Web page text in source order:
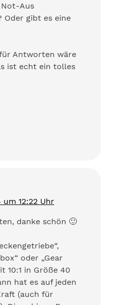
Aus
Oder gibt es eine
Antworten wäre
ist echt ein tolles
um 12:22 Uhr
danke schön 🙂
oder „Gear
10:1 in Größe 40
hat es auf jeden
(auch für